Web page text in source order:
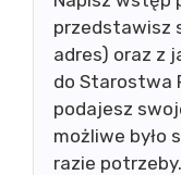
przedstawisz
adres) oraz z
do Starostwa
podajesz
możliwe było
razie potrzeby.